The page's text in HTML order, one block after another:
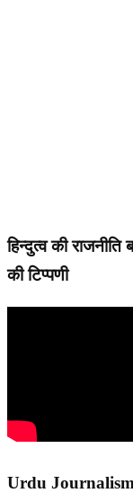
हिन्दुत्व की
की टिप्पणी